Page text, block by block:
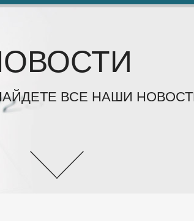
ВСЕ НАШИ